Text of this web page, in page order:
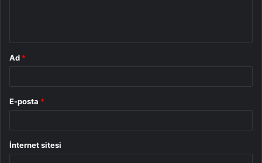
Ad *
E-posta *
İnternet sitesi